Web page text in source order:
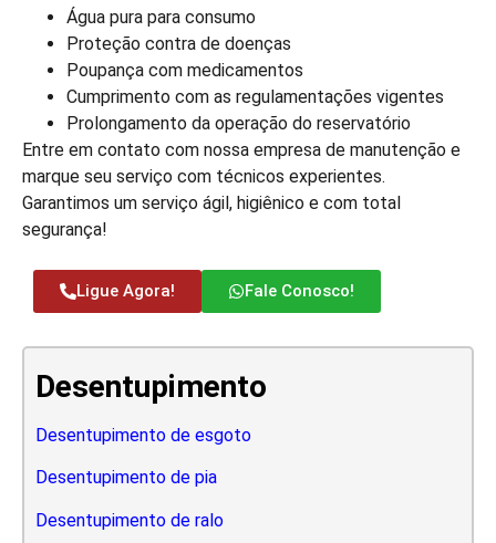
Água pura para consumo
Proteção contra de doenças
Poupança com medicamentos
Cumprimento com as regulamentações vigentes
Prolongamento da operação do reservatório
Entre em contato com nossa empresa de manutenção e
marque seu serviço com técnicos experientes.
Garantimos um serviço ágil, higiênico e com total
segurança!
Ligue Agora! Fale Conosco!
Desentupimento
Desentupimento de esgoto
Desentupimento de pia
Desentupimento de ralo